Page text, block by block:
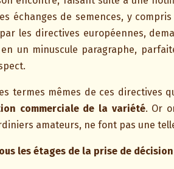
échanges de semences, y
les directives européennes,
un minuscule paragraphe,
termes mêmes de ces directives
commerciale de la variété. Or
amateurs, ne font pas une
les étages de la prise de